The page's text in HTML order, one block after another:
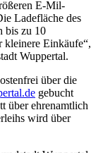
E-Mil-
Ladefläche des
bis zu 10
kleinere Einkäufe“,
Wuppertal.
über die
gebucht
über ehrenamtlich
wird über